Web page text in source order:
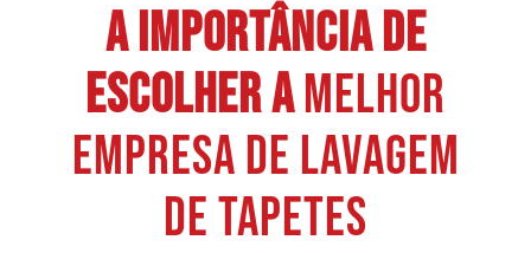
A Importância de
Escolher aMelhor
Empresa de Lavagem
de Tapetes